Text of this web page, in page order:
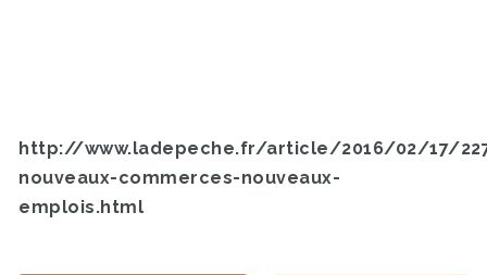
http://www.ladepeche.fr/article/2016/02/17/
nouveaux-commerces-nouveaux-
emplois.html